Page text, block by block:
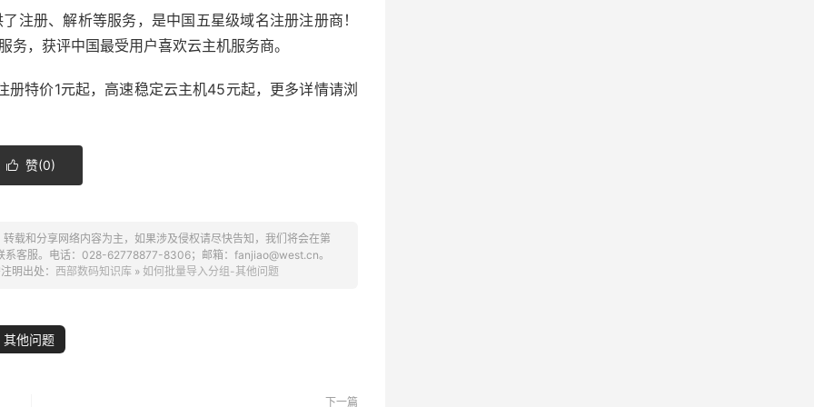
注册、解析等服务，是中国五星级域名注册注册商！
，获评中国最受用户喜欢云主机服务商。
特价1元起，高速稳定云主机45元起，更多详情请浏
 赞(0)
载和分享网络内容为主，如果涉及侵权请尽快告知，我们将会在第
系客服。电话：028-62778877-8306；邮箱：fanjiao@west.cn。
明出处： 西部数码知识库 » 如何批量导入分组-其他问题
其他问题
下一篇